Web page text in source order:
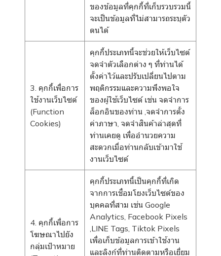
ของข้อมูลที่คุกกี้ที่เก็บรวบรวมนี้
จะเป็นข้อมูลที่ไม่สามารถระบุตัว
ตนได้
3. คุกกี้เพื่อการ
ใช้งานเว็บไซต์
(Function
Cookies)
คุกกี้ประเภทนี้จะช่วยให้เว็บไซต์
จดจำตัวเลือกต่าง ๆ ที่ท่านได้
ตั้งค่าไว้และปรับเปลี่ยนไปตาม
พฤติกรรมและความพึงพอใจ
ของผู้ใช้เว็บไซต์ เช่น จดจำการ
ล็อกอินของท่าน ,จดจำการตั้ง
ค่าภาษา, จดจำสินค้าล่าสุดที่
ท่านเคยดู เพื่ออำนวยความ
สะดวกเมื่อท่านกลับเข้ามาใช้
งานเว็บไซต์
4. คุกกี้เพื่อการ
โฆษณาไปยัง
กลุ่มเป้าหมาย
คุกกี้ประเภทนี้เป็นคุกกี้ที่เกิด
จากการเชื่อมโยงเว็บไซต์ของ
บุคคลที่สาม เช่น Google
Analytics, Facebook Pixels
,LINE Tags, Tiktok Pixels
เพื่อเก็บข้อมูลการเข้าใช้งาน
และลิงก์ที่ท่านติดตามหรือเยี่ยม